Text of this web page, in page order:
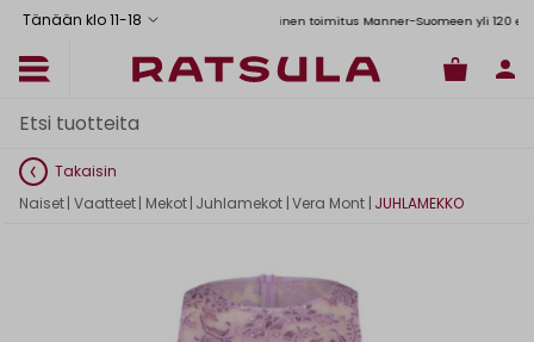
Tänään klo 11-18
Toimituskulut alk. 6,90€Ilmainen toimitus Manner-Suomeen yli 120 euron
Takaisin
Naiset| Vaatteet| Mekot | Juhlamekot |Vera Mont | JUHLAMEKKO